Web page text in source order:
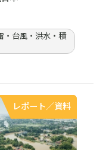
・台風・洪水・積
レポート／資料